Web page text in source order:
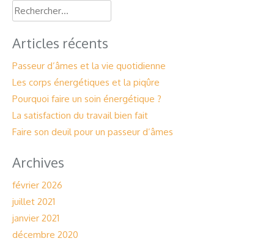
Rechercher :
Articles récents
Passeur d’âmes et la vie quotidienne
Les corps énergétiques et la piqûre
Pourquoi faire un soin énergétique ?
La satisfaction du travail bien fait
Faire son deuil pour un passeur d’âmes
Archives
février 2026
juillet 2021
janvier 2021
décembre 2020